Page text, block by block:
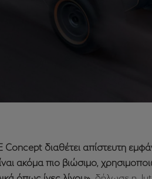
Concept διαθέτει απίστευτη
ακόμα πιο βιώσιμο,